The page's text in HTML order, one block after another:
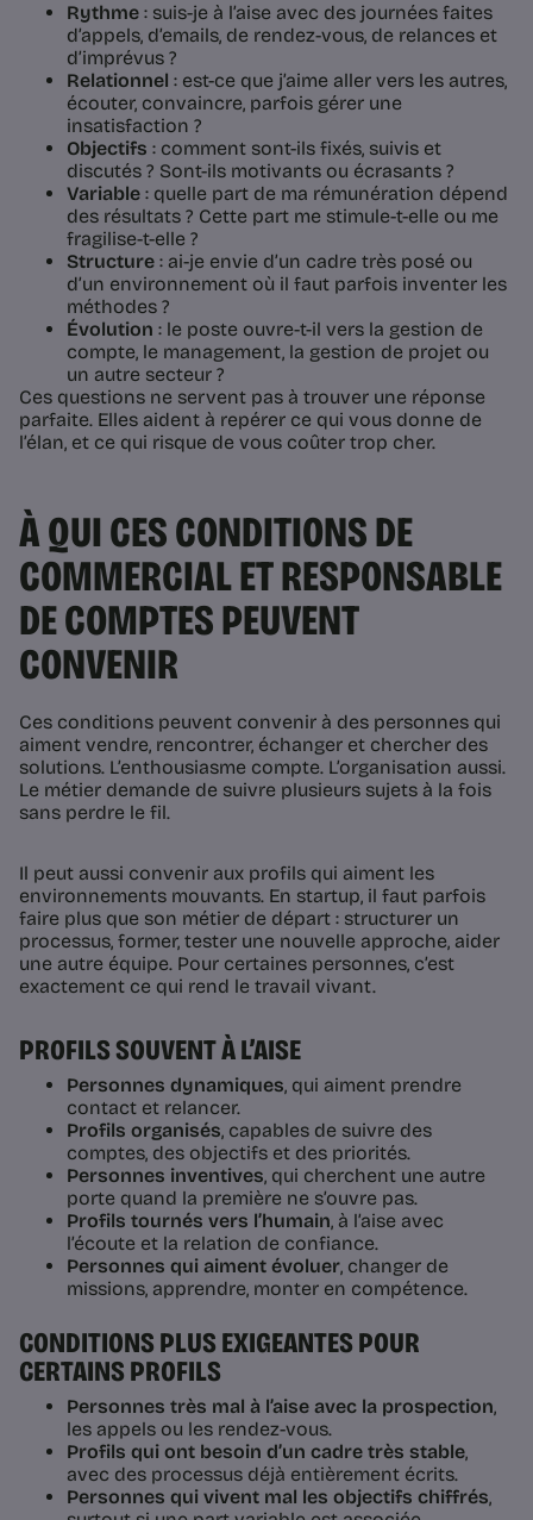
Rythme : suis-je à l’aise avec des journées faites
d’appels, d’emails, de rendez-vous, de relances et
d’imprévus ?
Relationnel : est-ce que j’aime aller vers les autres,
écouter, convaincre, parfois gérer une
insatisfaction ?
Objectifs : comment sont-ils fixés, suivis et
discutés ? Sont-ils motivants ou écrasants ?
Variable : quelle part de ma rémunération dépend
des résultats ? Cette part me stimule-t-elle ou me
fragilise-t-elle ?
Structure : ai-je envie d’un cadre très posé ou
d’un environnement où il faut parfois inventer les
méthodes ?
Évolution : le poste ouvre-t-il vers la gestion de
compte, le management, la gestion de projet ou
un autre secteur ?
Ces questions ne servent pas à trouver une réponse
parfaite. Elles aident à repérer ce qui vous donne de
l’élan, et ce qui risque de vous coûter trop cher.
À QUI CES CONDITIONS DE
COMMERCIAL ET RESPONSABLE
DE COMPTES PEUVENT
CONVENIR
Ces conditions peuvent convenir à des personnes qui
aiment vendre, rencontrer, échanger et chercher des
solutions. L’enthousiasme compte. L’organisation aussi.
Le métier demande de suivre plusieurs sujets à la fois
sans perdre le fil.
Il peut aussi convenir aux profils qui aiment les
environnements mouvants. En startup, il faut parfois
faire plus que son métier de départ : structurer un
processus, former, tester une nouvelle approche, aider
une autre équipe. Pour certaines personnes, c’est
exactement ce qui rend le travail vivant.
PROFILS SOUVENT À L’AISE
Personnes dynamiques, qui aiment prendre
contact et relancer.
Profils organisés, capables de suivre des
comptes, des objectifs et des priorités.
Personnes inventives, qui cherchent une autre
porte quand la première ne s’ouvre pas.
Profils tournés vers l’humain, à l’aise avec
l’écoute et la relation de confiance.
Personnes qui aiment évoluer, changer de
missions, apprendre, monter en compétence.
CONDITIONS PLUS EXIGEANTES POUR
CERTAINS PROFILS
Personnes très mal à l’aise avec la prospection,
les appels ou les rendez-vous.
Profils qui ont besoin d’un cadre très stable,
avec des processus déjà entièrement écrits.
Personnes qui vivent mal les objectifs chiffrés,